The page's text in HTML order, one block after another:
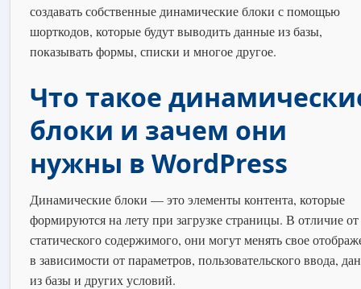
создавать собственные динамические блоки с помощью
шорткодов, которые будут выводить данные из базы,
показывать формы, списки и многое другое.
Что такое
блоки и зачем они
нужны в WordPress
Динамические блоки — это элементы контента, которые
формируются на лету при загрузке страницы. В отличие от
статического содержимого, они могут менять свое
в зависимости от параметров, пользовательского ввода,
из базы и других условий.